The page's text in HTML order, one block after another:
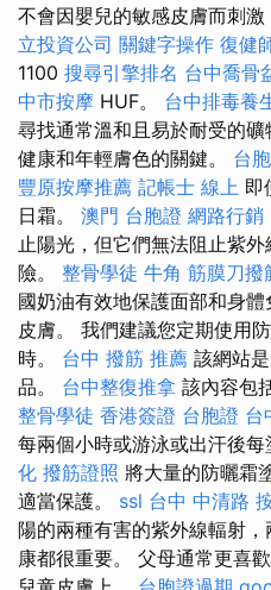
不會因嬰兒的敏感皮膚而刺激
立投資公司 關鍵字操作 復健
1100 搜尋引擎排名 台中喬骨
中市按摩 HUF。 台中排毒養
尋找通常溫和且易於耐受的
健康和年輕膚色的關鍵。 台
豐原按摩推薦 記帳士 線上 即
日霜。 澳門 台胞證 網路行銷
止陽光，但它們無法阻止紫
險。 整骨學徒 牛角 筋膜刀撥
國奶油有效地保護面部和身
皮膚。 我們建議您定期使用
時。 台中 撥筋 推薦 該網站
品。 台中整復推拿 該內容包
整骨學徒 香港簽證 台胞證 台
每兩個小時或游泳或出汗後每
化 撥筋證照 將大量的防曬霜
適當保護。 ssl 台中 中清路
陽的兩種有害的紫外線輻射
康都很重要。 父母通常更喜